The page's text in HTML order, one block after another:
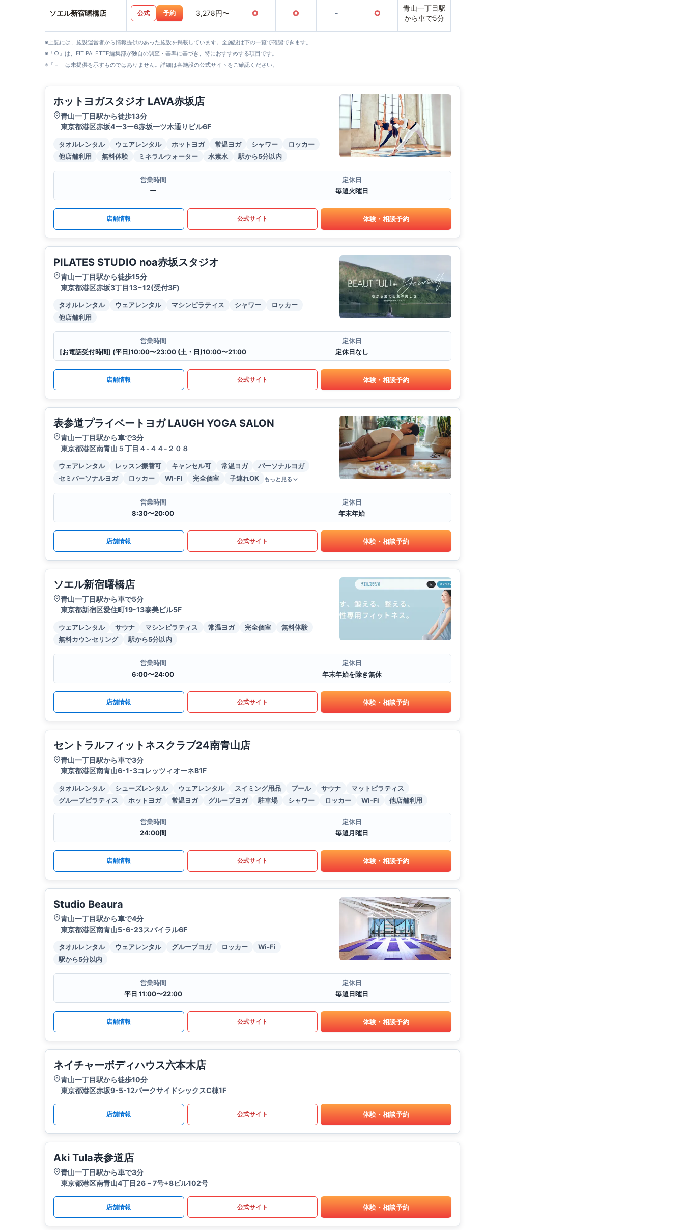
ソエル新宿曙橋店 公式 予約 3,278円〜 ○ ○ - ○
青山一丁目駅
から車で5分
※上記には、施設運営者から情報提供のあった施設を掲載しています。全施設は下の一覧で確認できます。
※「○」は、FIT PALETTE編集部が独自の調査・基準に基づき、特におすすめする項目です。
※「－」は未提供を示すものではありません。詳細は各施設の公式サイトをご確認ください。
ホットヨガスタジオ LAVA赤坂店
青山一丁目駅から徒歩13分
東京都港区赤坂4ー3ー6赤坂一ツ木通りビル6F
タオルレンタル ウェアレンタル ホットヨガ 常温ヨガ シャワー
ロッカー
他店舗利用
無料体験 ミネラルウォーター 水素水 駅から5分以内
営業時間
ー
定休日
毎週火曜日
店舗情報 公式サイト 体験・相談予約
PILATES STUDIO noa赤坂スタジオ
青山一丁目駅から徒歩15分
東京都港区赤坂3丁目13−12(受付3F)
タオルレンタル ウェアレンタル マシンピラティス シャワー
ロッカー
他店舗利用
営業時間
[お電話受付時間] (平日)10:00〜23:00 (土・日)10:00〜21:00
定休日
定休日なし
店舗情報 公式サイト 体験・相談予約
表参道プライベートヨガ LAUGH YOGA SALON
青山一丁目駅から車で3分
東京都港区南青山５丁目４-４４-２０８
ウェアレンタル レッスン振替可 キャンセル可 常温ヨガ
パーソナルヨガ
セミパーソナルヨガ
ロッカー Wi-Fi 完全個室 子連れOK もっと見る
営業時間
8:30〜20:00
定休日
年末年始
店舗情報 公式サイト 体験・相談予約
ソエル新宿曙橋店
青山一丁目駅から車で5分
東京都新宿区愛住町19-13泰美ビル5F
ウェアレンタル サウナ マシンピラティス 常温ヨガ 完全個室
無料体験
無料カウンセリング
駅から5分以内
営業時間
6:00〜24:00
定休日
年末年始を除き無休
店舗情報 公式サイト 体験・相談予約
セントラルフィットネスクラブ24南青山店
青山一丁目駅から車で3分
東京都港区南青山6-1-3コレッツィオーネB1F
タオルレンタル シューズレンタル ウェアレンタル スイミング用品 プール サウナ
マットピラティス
グループピラティス
ホットヨガ 常温ヨガ グループヨガ 駐車場 シャワー ロッカー Wi-Fi 他店舗利用
営業時間
24:00間
定休日
毎週月曜日
店舗情報 公式サイト 体験・相談予約
Studio Beaura
青山一丁目駅から車で4分
東京都港区南青山5-6-23スパイラル6F
タオルレンタル ウェアレンタル グループヨガ ロッカー
Wi-Fi
駅から5分以内
営業時間
平日 11:00〜22:00
定休日
毎週日曜日
店舗情報 公式サイト 体験・相談予約
ネイチャーボディハウス六本木店
青山一丁目駅から徒歩10分
東京都港区赤坂9-5-12パークサイドシックスC棟1F
店舗情報 公式サイト 体験・相談予約
Aki Tula表参道店
青山一丁目駅から車で3分
東京都港区南青山4丁目26－7号+8ビル102号
店舗情報 公式サイト 体験・相談予約